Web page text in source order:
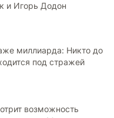
и Игорь Додон
миллиарда: Никто до
под стражей
возможность